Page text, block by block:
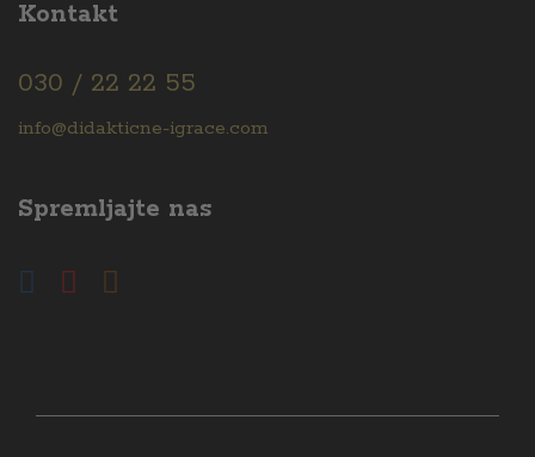
Kontakt
030 / 22 22 55
info@didakticne-igrace.com
Spremljajte nas